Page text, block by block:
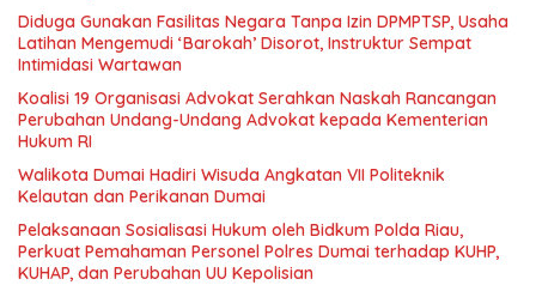
Diduga Gunakan Fasilitas Negara Tanpa Izin DPMPTSP, Usaha
Latihan Mengemudi ‘Barokah’ Disorot, Instruktur Sempat
Intimidasi Wartawan
Koalisi 19 Organisasi Advokat Serahkan Naskah Rancangan
Perubahan Undang-Undang Advokat kepada Kementerian
Hukum RI
Walikota Dumai Hadiri Wisuda Angkatan VII Politeknik
Kelautan dan Perikanan Dumai
Pelaksanaan Sosialisasi Hukum oleh Bidkum Polda Riau,
Perkuat Pemahaman Personel Polres Dumai terhadap KUHP,
KUHAP, dan Perubahan UU Kepolisian